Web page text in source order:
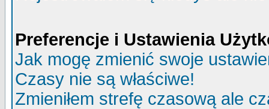
Preferencje i Ustawienia
Jak mogę zmienić swoje
Czasy nie są właściwe!
Zmieniłem strefę czasową ale